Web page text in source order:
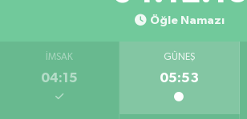
Öğle Namazı
İMSAK
04:15
GÜNEŞ
05:53